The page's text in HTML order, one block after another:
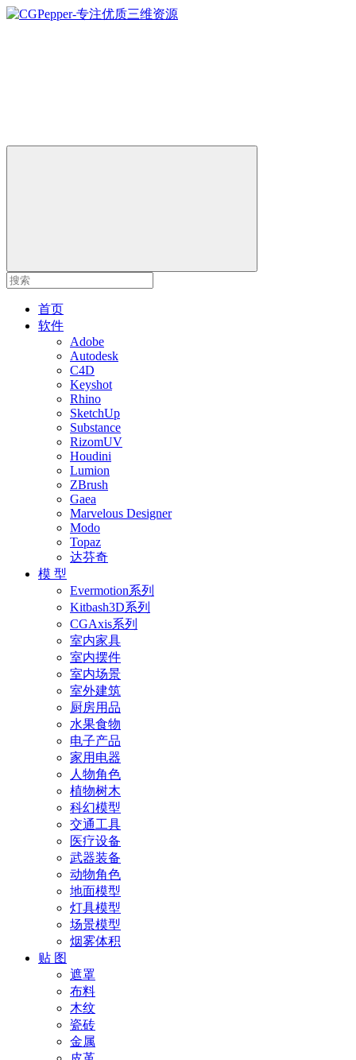
首页
软件
Adobe
Autodesk
C4D
Keyshot
Rhino
SketchUp
Substance
RizomUV
Houdini
Lumion
ZBrush
Gaea
Marvelous Designer
Modo
Topaz
达芬奇
模 型
Evermotion系列
Kitbash3D系列
CGAxis系列
室内家具
室内摆件
室内场景
室外建筑
厨房用品
水果食物
电子产品
家用电器
人物角色
植物树木
科幻模型
交通工具
医疗设备
武器装备
动物角色
地面模型
灯具模型
场景模型
烟雾体积
贴 图
遮罩
布料
木纹
瓷砖
金属